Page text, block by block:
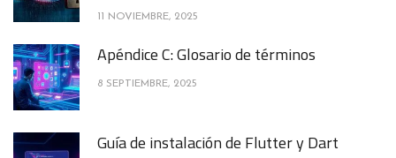
11 NOVIEMBRE, 2025
Apéndice C: Glosario de términos
8 SEPTIEMBRE, 2025
Guía de instalación de Flutter y Dart